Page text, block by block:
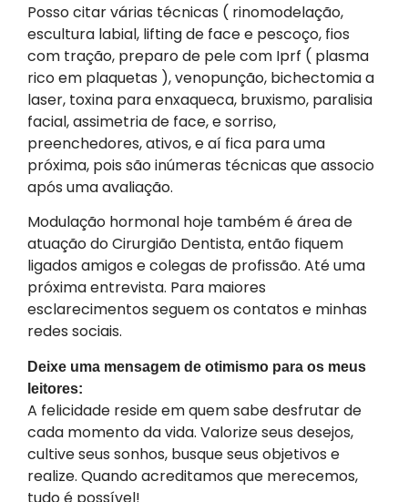
Posso citar várias técnicas ( rinomodelação,
escultura labial, lifting de face e pescoço, fios
com tração, preparo de pele com Iprf ( plasma
rico em plaquetas ), venopunção, bichectomia a
laser, toxina para enxaqueca, bruxismo, paralisia
facial, assimetria de face, e sorriso,
preenchedores, ativos, e aí fica para uma
próxima, pois são inúmeras técnicas que associo
após uma avaliação.
Modulação hormonal hoje também é área de
atuação do Cirurgião Dentista, então fiquem
ligados amigos e colegas de profissão. Até uma
próxima entrevista. Para maiores
esclarecimentos seguem os contatos e minhas
redes sociais.
Deixe uma mensagem de otimismo para os meus
leitores:
A felicidade reside em quem sabe desfrutar de
cada momento da vida. Valorize seus desejos,
cultive seus sonhos, busque seus objetivos e
realize. Quando acreditamos que merecemos,
tudo é possível!